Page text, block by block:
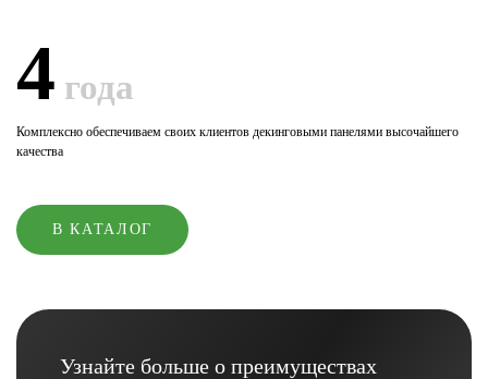
4года
Комплексно обеспечиваем своих клиентов декинговыми панелями высочайшего
качества
В КАТАЛОГ
Узнайте больше о преимуществах